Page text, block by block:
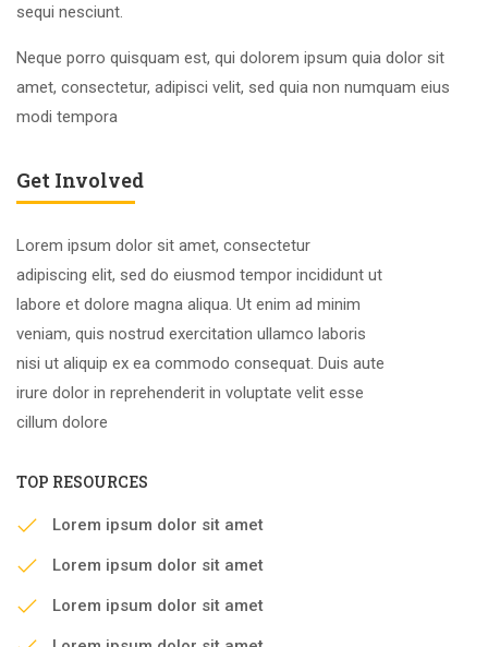
sequi nesciunt.
Neque porro quisquam est, qui dolorem ipsum quia dolor sit
amet, consectetur, adipisci velit, sed quia non numquam eius
modi tempora
Get Involved
Lorem ipsum dolor sit amet, consectetur
adipiscing elit, sed do eiusmod tempor incididunt ut
labore et dolore magna aliqua. Ut enim ad minim
veniam, quis nostrud exercitation ullamco laboris
nisi ut aliquip ex ea commodo consequat. Duis aute
irure dolor in reprehenderit in voluptate velit esse
cillum dolore
TOP RESOURCES
Lorem ipsum dolor sit amet
Lorem ipsum dolor sit amet
Lorem ipsum dolor sit amet